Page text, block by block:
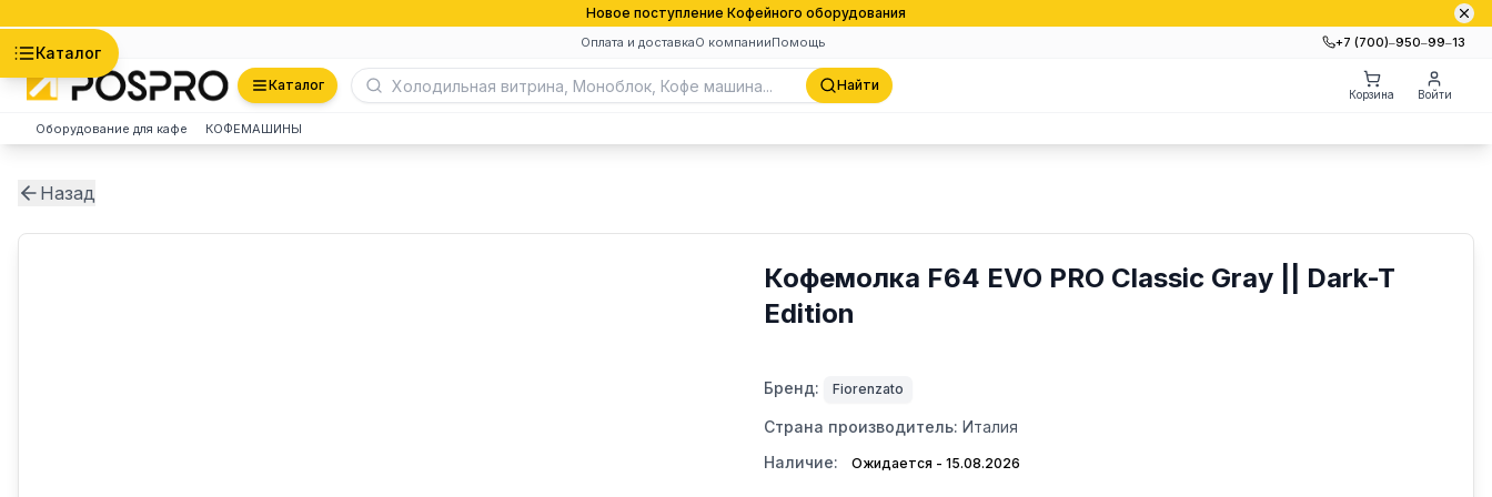
Новое поступление Кофейного оборудования
Оплата и доставкаО компанииПомощь +7 (700)‒950‒99‒13
Каталог
Каталог Найти
Корзина Войти
Оборудование для кафе КОФЕМАШИНЫ
Назад
Кофемолка F64 EVO PRO Classic Gray || Dark-T
Edition
Бренд: Fiorenzato
Страна производитель: Италия
Наличие:
Ожидается - 15.08.2026